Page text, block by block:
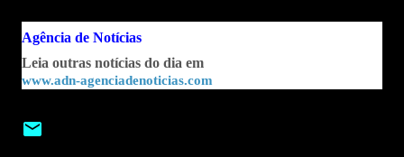
Agência de Notícias
Leia outras notícias do dia em
www.adn-agenciadenoticias.com